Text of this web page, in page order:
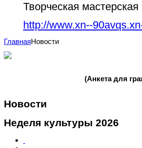
Творческая мастерская
http://www.xn--
ГлавнаяНовости
(Анкета для
Новости
Неделя культуры 2026